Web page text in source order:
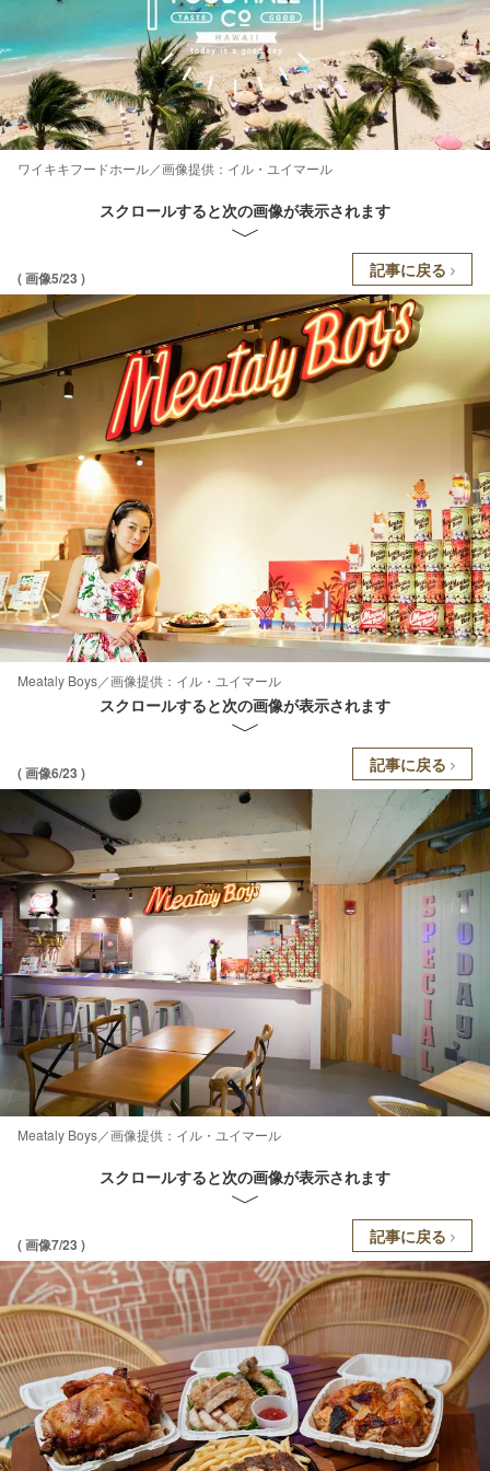
ワイキキフードホール／画像提供：イル・ユイマール
スクロールすると次の画像が表示されます
( 画像5/23 ) 記事に戻る
Meataly Boys／画像提供：イル・ユイマール
スクロールすると次の画像が表示されます
( 画像6/23 ) 記事に戻る
Meataly Boys／画像提供：イル・ユイマール
スクロールすると次の画像が表示されます
( 画像7/23 ) 記事に戻る